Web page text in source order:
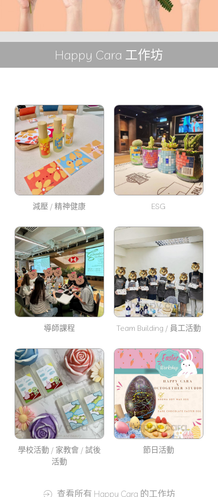
Happy Cara 工作坊
減壓 / 精神健康 ESG
導師課程 Team Building / 員工活動
學校活動 / 家教會 / 試後
活動
節日活動
查看所有 Happy Cara 的工作坊